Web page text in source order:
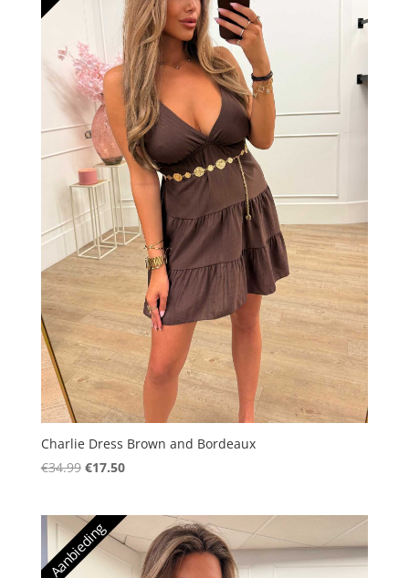
Charlie Dress Brown and Bordeaux
€34.99 Oorspronkelijke
€34.99.
€17.50Huidige
€17.50.
Aanbieding